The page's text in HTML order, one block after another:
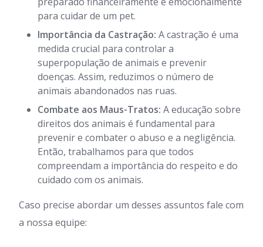
para cuidar de um pet.
Importância da Castração: A castração é uma
medida crucial para controlar a
superpopulação de animais e prevenir
doenças. Assim, reduzimos o número de
animais abandonados nas ruas.
Combate aos Maus-Tratos: A educação sobre
direitos dos animais é fundamental para
prevenir e combater o abuso e a negligência.
Então, trabalhamos para que todos
compreendam a importância do respeito e do
cuidado com os animais.
Caso precise abordar um desses assuntos fale com
a nossa equipe: